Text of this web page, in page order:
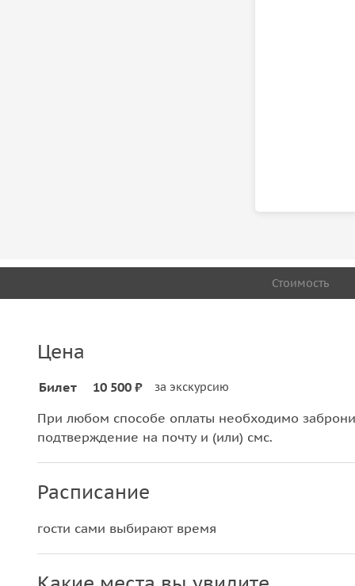
Стоимость
Цена
Билет 10 500 ₽ за экскурсию
При любом способе оплаты необходимо
подтверждение на почту и (или) смс.
Расписание
гости сами выбирают время